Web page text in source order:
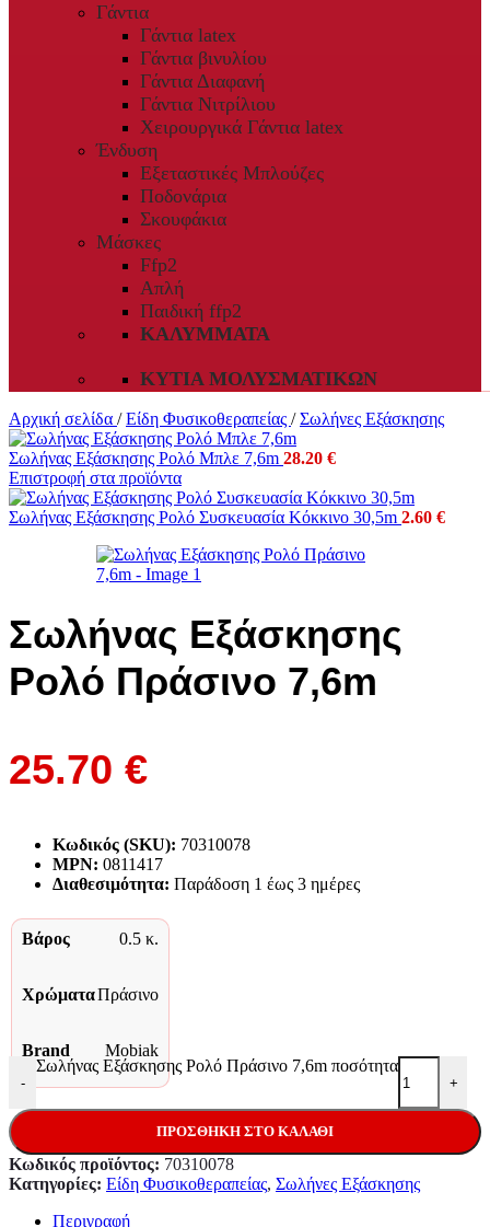
Γάντια
Γάντια latex
Γάντια βινυλίου
Γάντια Διαφανή
Γάντια Νιτρίλιου
Χειρουργικά Γάντια latex
Ένδυση
Εξεταστικές Μπλούζες
Ποδονάρια
Σκουφάκια
Μάσκες
Ffp2
Απλή
Παιδική ffp2
ΚΑΛΎΜΜΑΤΑ
ΚΥΤΊΑ ΜΟΛΥΣΜΑΤΙΚΏΝ
Αρχική σελίδα / Είδη Φυσικοθεραπείας / Σωλήνες Εξάσκησης
Σωλήνας Εξάσκησης Ρολό Μπλε 7,6m 28.20 €
Επιστροφή στα προϊόντα
Σωλήνας Εξάσκησης Ρολό Συσκευασία Κόκκινο 30,5m 2.60 €
Σωλήνας Εξάσκησης
Ρολό Πράσινο 7,6m
25.70 €
Κωδικός (SKU): 70310078
MPN: 0811417
Διαθεσιμότητα: Παράδoση 1 έως 3 ημέρες
Βάρος 0.5 κ.
ΧρώματαΠράσινο
Brand Mobiak
-
Σωλήνας Εξάσκησης Ρολό Πράσινο 7,6m ποσότητα
+
ΠΡΟΣΘΉΚΗ ΣΤΟ ΚΑΛΆΘΙ
Κωδικός προϊόντος: 70310078
Κατηγορίες: Είδη Φυσικοθεραπείας, Σωλήνες Εξάσκησης
Περιγραφή